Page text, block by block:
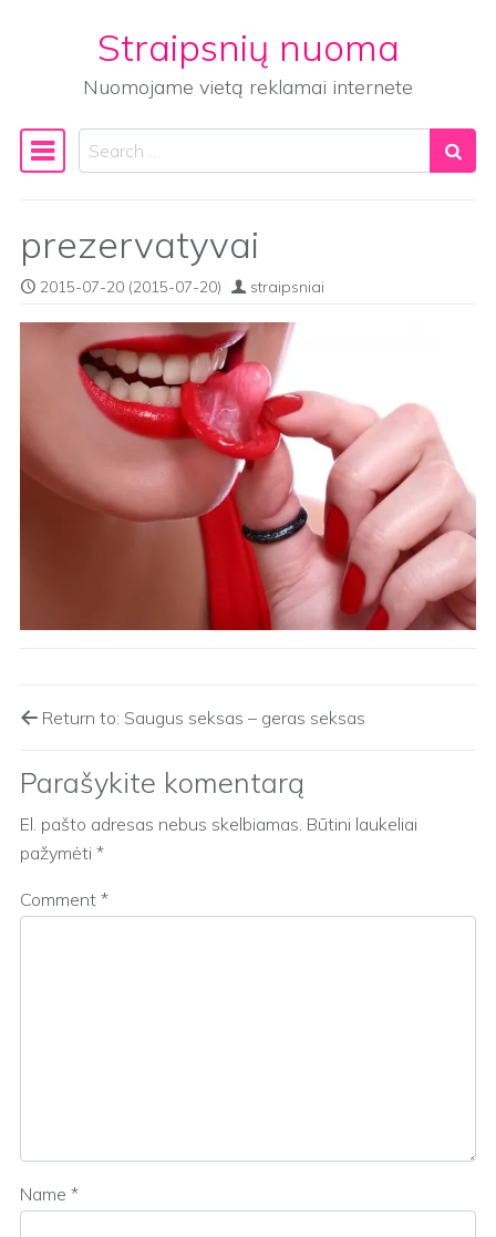
Straipsnių nuoma
Nuomojame vietą reklamai internete
Main Navigation
Search
prezervatyvai
2015-07-20 (2015-07-20) straipsniai
Return to: Saugus seksas – geras seksas
Parašykite komentarą
El. pašto adresas nebus skelbiamas. Būtini laukeliai
pažymėti *
Comment *
Name *